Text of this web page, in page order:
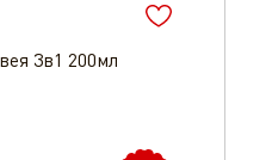
3в1 200мл